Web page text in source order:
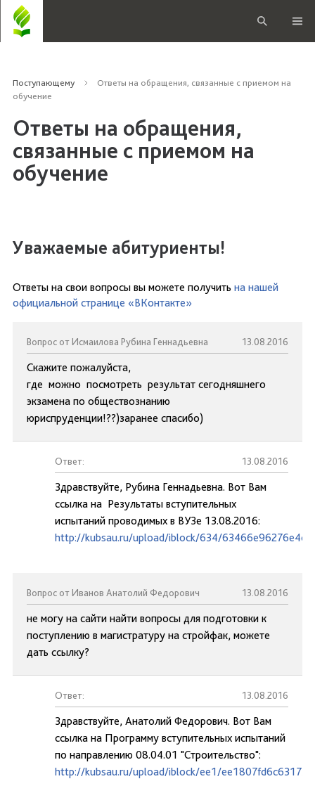
Поступающему
Ответы на обращения, связанные с приемом на
обучение
Ответы на обращения,
связанные с приемом на
обучение
Уважаемые абитуриенты!
Ответы на свои вопросы вы можете получить на нашей
официальной странице «ВКонтакте»
Вопрос от Исмаилова Рубина Геннадьевна 13.08.2016
Скажите пожалуйста,
где можно посмотреть результат сегодняшнего
экзамена по обществознанию
юриспруденции!??)заранее спасибо)
Ответ: 13.08.2016
Здравствуйте, Рубина Геннадьевна. Вот Вам
ссылка на Результаты вступительных
испытаний проводимых в ВУЗе 13.08.2016:
http://kubsau.ru/upload/iblock/634/
Вопрос от Иванов Анатолий Федорович 13.08.2016
не могу на сайти найти вопросы для подготовки к
поступлению в магистратуру на стройфак, можете
дать ссылку?
Ответ: 13.08.2016
Здравствуйте, Анатолий Федорович. Вот Вам
ссылка на Программу вступительных испытаний
по направлению 08.04.01 "Строительство":
http://kubsau.ru/upload/iblock/ee1/